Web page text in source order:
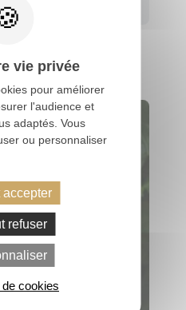
horaires
vie privée
pour améliorer
l'audience et
adaptés. Vous
ou personnaliser
accepter
refuser
de cookies